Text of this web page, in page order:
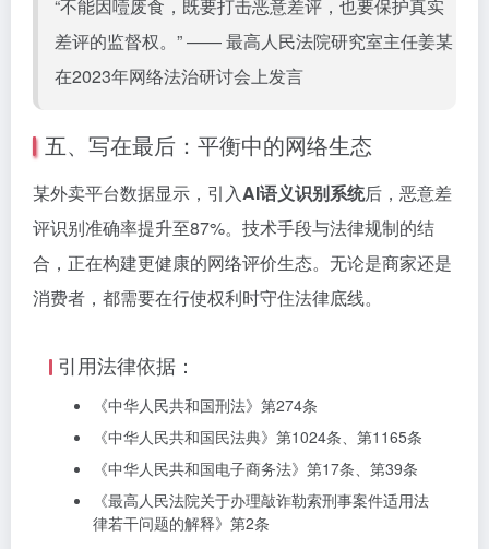
“不能因噎废食，既要打击恶意差评，也要保护真实
差评的监督权。” —— 最高人民法院研究室主任姜某
在2023年网络法治研讨会上发言
五、写在最后：平衡中的网络生态
某外卖平台数据显示，引入AI语义识别系统后，恶意差
评识别准确率提升至87%。技术手段与法律规制的结
合，正在构建更健康的网络评价生态。无论是商家还是
消费者，都需要在行使权利时守住法律底线。
引用法律依据：
《中华人民共和国刑法》第274条
《中华人民共和国民法典》第1024条、第1165条
《中华人民共和国电子商务法》第17条、第39条
《最高人民法院关于办理敲诈勒索刑事案件适用法
律若干问题的解释》第2条